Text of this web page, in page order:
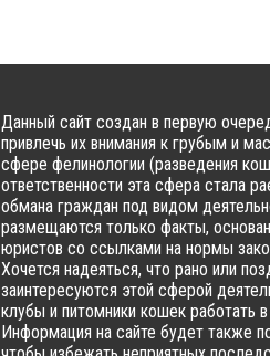
Данный сайт создан в первую
привлечь их внимания к грубым и
сфере фелинологии (разведения
ответственности эта сфера стала
обмана граждан под видом
размещаются только факты,
юристов со ссылками на нормы
Хочется надеяться, что рано или
заинтересуются этой сферой
клубы и питомники кошек работать
Информация на сайте будет также